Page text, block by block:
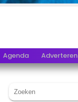
Agenda Adverteren